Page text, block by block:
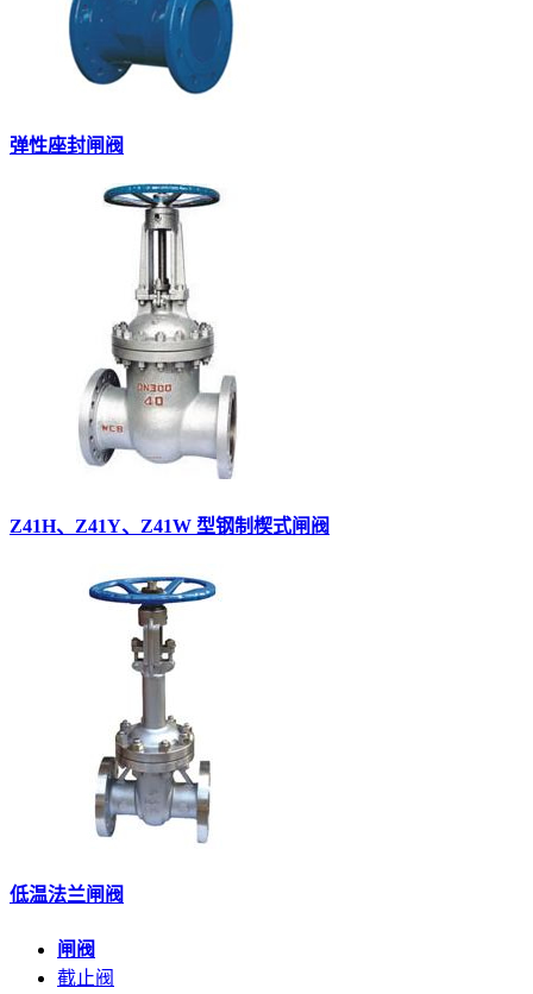
弹性座封闸阀
Z41H、Z41Y、Z41W 型钢制楔式闸阀
低温法兰闸阀
闸阀
截止阀